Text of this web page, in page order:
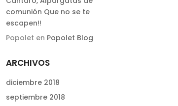
comunión Que no se te
escapen!!
Popolet en Popolet Blog
ARCHIVOS
diciembre 2018
septiembre 2018